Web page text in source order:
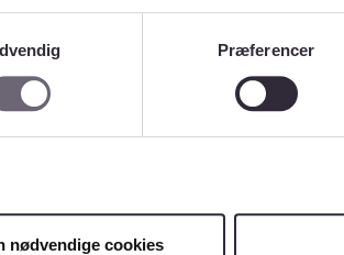
Præferencer
nødvendige cookies